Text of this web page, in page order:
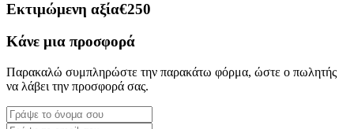
Εκτιμώμενη αξία€250
Κάνε μια προσφορά
Παρακαλώ συμπληρώστε την παρακάτω φόρμα, ώστε ο πωλητής
να λάβει την προσφορά σας.